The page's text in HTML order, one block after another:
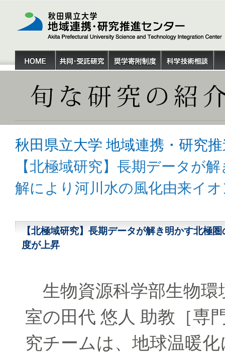
秋田県立大学 地域連携・研究
【北極域研究】長期データが
解により河川水の風化由来イ
【北極域研究】長期データが解き明かす北極
度が上昇
生物資源科学部生物環
室の田代 悠人 助教［専
究チームは、地球温暖